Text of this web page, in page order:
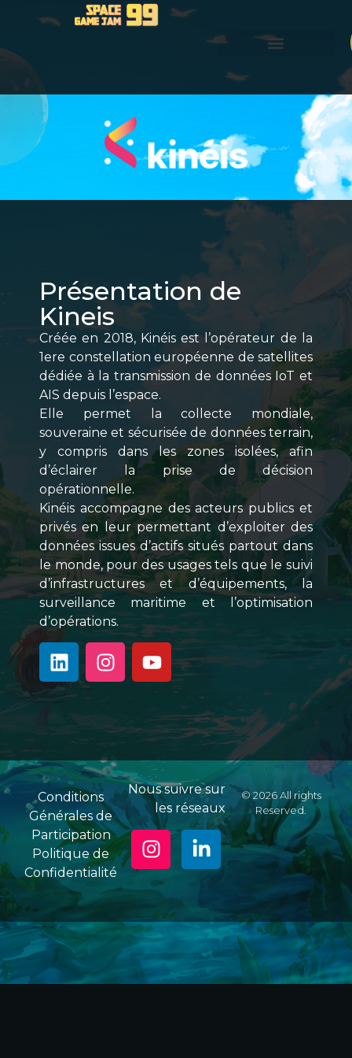
Présentation de
Kineis
Créée en 2018, Kinéis est l’opérateur de la
1ere constellation européenne de satellites
dédiée à la transmission de données IoT et
AIS depuis l’espace.
Elle permet la collecte mondiale,
souveraine et sécurisée de données terrain,
y compris dans les zones isolées, afin
d’éclairer la prise de décision
opérationnelle.
Kinéis accompagne des acteurs publics et
privés en leur permettant d’exploiter des
données issues d’actifs situés partout dans
le monde, pour des usages tels que le suivi
d’infrastructures et d’équipements, la
surveillance maritime et l’optimisation
d’opérations.
© 2026 All rights
Reserved.
Conditions
Générales de
Participation
Politique de
Confidentialité
Nous suivre sur
les réseaux